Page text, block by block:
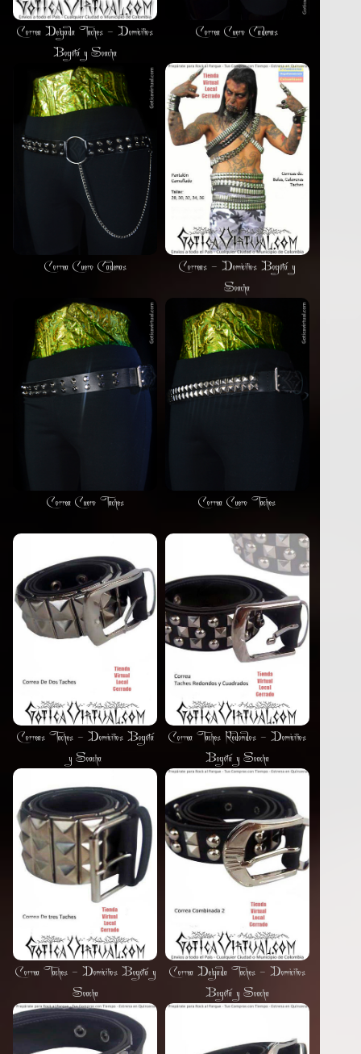
Femenina
Correa Delgada Taches - Domicilios
Bogotá y Soacha
Correa Cuero Cadenas
Correa Cuero Cadenas
Correas - Domicilios Bogotá y
Soacha
Correa Cuero Taches Correa Cuero Taches
Correas Taches - Domicilios Bogotá
y Soacha
Correa Taches Redondos - Domicilios
Bogotá y Soacha
Correa Taches - Domicilios Bogotá y
Soacha
Correa Delgada Taches - Domicilios
Bogotá y Soacha